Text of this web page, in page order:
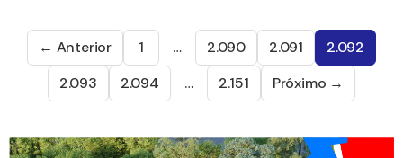
← Anterior 1 … 2.090 2.091
2.092
2.093
2.094 … 2.151 Próximo →